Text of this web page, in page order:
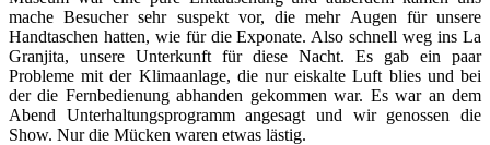
mache Besucher sehr suspekt vor, die mehr Augen für unsere
Handtaschen hatten, wie für die Exponate. Also schnell weg ins La
Granjita, unsere Unterkunft für diese Nacht. Es gab ein paar
Probleme mit der Klimaanlage, die nur eiskalte Luft blies und bei
der die Fernbedienung abhanden gekommen war. Es war an dem
Abend Unterhaltungsprogramm angesagt und wir genossen die
Show. Nur die Mücken waren etwas lästig.